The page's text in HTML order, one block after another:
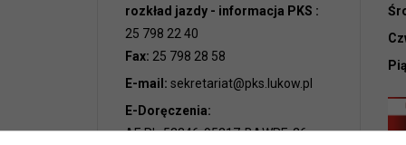
rozkład jazdy - informacja PKS :
25 798 22 40
Fax: 25 798 28 58
E-mail: sekretariat@pks.lukow.pl
E-Doręczenia:
AE:PL-52346-95217-BAWRE-26